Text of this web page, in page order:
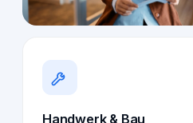
Handwerk & Bau